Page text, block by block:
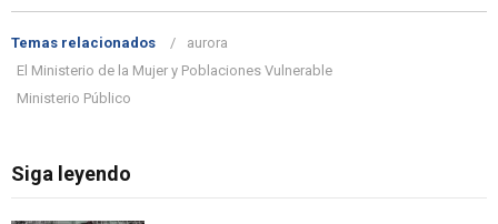
Temas relacionados
aurora
El Ministerio de la Mujer y Poblaciones Vulnerable
Ministerio Público
Siga leyendo